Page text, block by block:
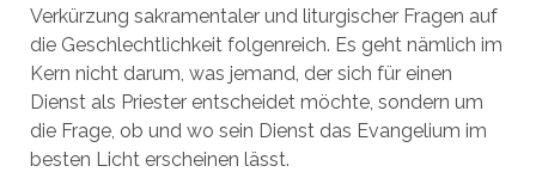
Verkürzung sakramentaler und liturgischer Fragen auf
die Geschlechtlichkeit folgenreich. Es geht nämlich im
Kern nicht darum, was jemand, der sich für einen
Dienst als Priester entscheidet möchte, sondern um
die Frage, ob und wo sein Dienst das Evangelium im
besten Licht erscheinen lässt.